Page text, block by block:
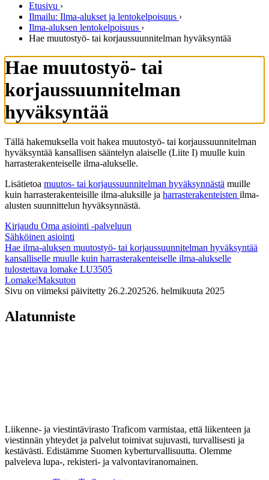
Etusivu ›
Ilmailu: Ilma-alukset ja lentokelpoisuus ›
Ilma-aluksen lentokelpoisuus ›
Hae muutostyö- tai korjaussuunnitelman hyväksyntää
Hae muutostyö- tai
korjaussuunnitelman
hyväksyntää
Tällä hakemuksella voit hakea muutostyö- tai korjaussuunnitelman
hyväksyntää kansallisen sääntelyn alaiselle (Liite I) muulle kuin
harrasterakenteiselle ilma-alukselle.
Lisätietoa muutos- tai korjaussuunnitelman hyväksynnästä muille
kuin harrasterakenteisille ilma-aluksille ja harrasterakenteisten ilma-
alusten suunnittelun hyväksynnästä.
Kirjaudu Oma asiointi -palveluun
Sähköinen asiointi
Hae ilma-aluksen muutostyö- tai korjaussuunnitelman hyväksyntää
kansalliselle muulle kuin harrasterakenteiselle ilma-alukselle
tulostettava lomake LU3505
Lomake|Maksuton
Sivu on viimeksi päivitetty 26.2.202526. helmikuuta 2025
Alatunniste
Liikenne- ja viestintävirasto Traficom varmistaa, että liikenteen ja
viestinnän yhteydet ja palvelut toimivat sujuvasti, turvallisesti ja
kestävästi. Edistämme Suomen kyberturvallisuutta. Olemme
palveleva lupa-, rekisteri- ja valvontaviranomainen.